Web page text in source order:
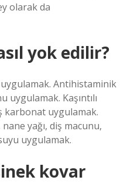
olarak da
yok edilir?
Antihistaminik
uygulamak. Kaşıntılı
karbonat uygulamak.
yağı, diş macunu,
uygulamak.
kovar